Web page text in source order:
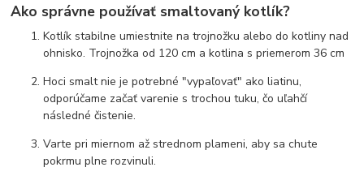
Ako správne používať smaltovaný kotlík?
Kotlík stabilne umiestnite na trojnožku alebo do kotliny nad
ohnisko. Trojnožka od 120 cm a kotlina s priemerom 36 cm
Hoci smalt nie je potrebné "vypaľovať" ako liatinu,
odporúčame začať varenie s trochou tuku, čo uľahčí
následné čistenie.
Varte pri miernom až strednom plameni, aby sa chute
pokrmu plne rozvinuli.